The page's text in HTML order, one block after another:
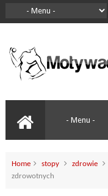
Home stopy zdrowie
zdrowotnych